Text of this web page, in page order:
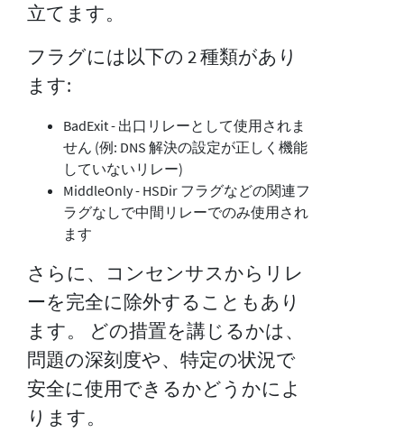
立てます。
フラグには以下の 2 種類があり
ます:
BadExit - 出口リレーとして使用されま
せん (例: DNS 解決の設定が正しく機能
していないリレー)
MiddleOnly - HSDir フラグなどの関連フ
ラグなしで中間リレーでのみ使用され
ます
さらに、コンセンサスからリレ
ーを完全に除外することもあり
ます。 どの措置を講じるかは、
問題の深刻度や、特定の状況で
安全に使用できるかどうかによ
ります。